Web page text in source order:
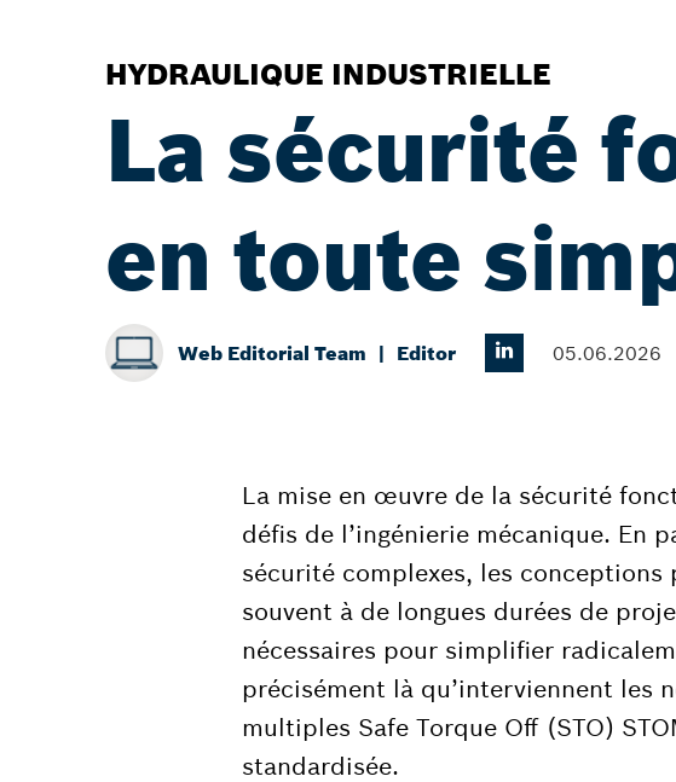
HYDRAULIQUE INDUSTRIELLE
La sécurité
en toute
Web Editorial Team Editor 05.06.2026
La mise en œuvre de la sécurité
défis de l’ingénierie mécanique. En
sécurité complexes, les
souvent à de longues durées de
nécessaires pour simplifier
précisément là qu’interviennent les
multiples Safe Torque Off (STO)
standardisée.